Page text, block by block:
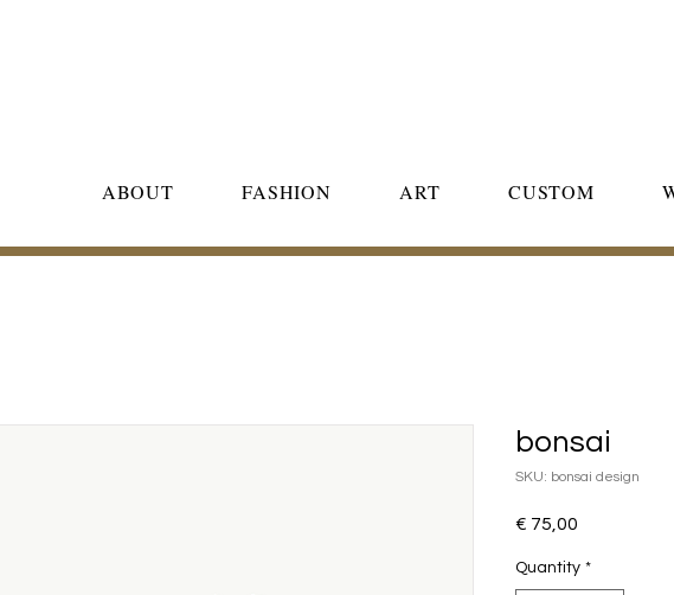
ABOUT FASHION ART CUSTOM
bonsai
SKU: bonsai design
€ 75,00
Quantity *